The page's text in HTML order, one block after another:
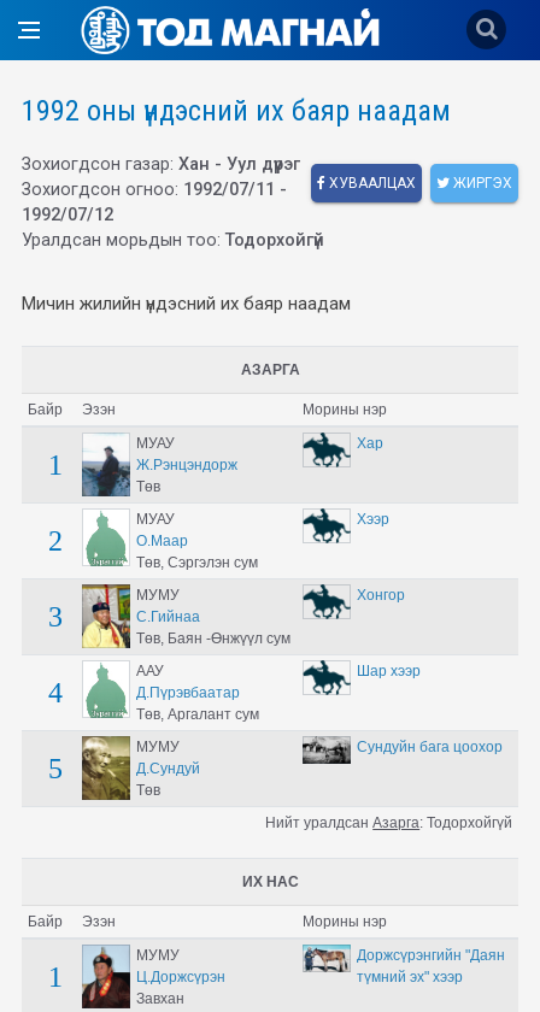
1992 оны үндэсний их баяр наадам
ХУВААЛЦАХ ЖИРГЭХ
Зохиогдсон газар: Хан - Уул дүүрэг
Зохиогдсон огноо: 1992/07/11 -
1992/07/12
Уралдсан морьдын тоо:Тодорхойгүй
Мичин жилийн үндэсний их баяр наадам
АЗАРГА
Байр Эзэн Морины нэр
1
МУАУ
Ж.Рэнцэндорж
Төв
Хар
2
МУАУ
О.Маар
Төв, Сэргэлэн сум
Хээр
3
МУМУ
С.Гийнаа
Төв, Баян -Өнжүүл сум
Хонгор
4
ААУ
Д.Пүрэвбаатар
Төв, Аргалант сум
Шар хээр
5
МУМУ
Д.Сундуй
Төв
Сундуйн бага цоохор
Нийт уралдсанАзарга:Тодорхойгүй
ИХ НАС
Байр Эзэн Морины нэр
1
МУМУ
Ц.Доржсүрэн
Завхан
Доржсүрэнгийн "Даян
түмний эх" хээр